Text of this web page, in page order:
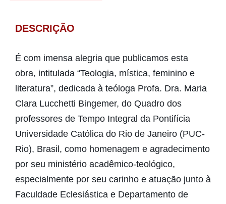
DESCRIÇÃO
É com imensa alegria que publicamos esta
obra, intitulada “Teologia, mística, feminino e
literatura”, dedicada à teóloga Profa. Dra. Maria
Clara Lucchetti Bingemer, do Quadro dos
professores de Tempo Integral da Pontifícia
Universidade Católica do Rio de Janeiro (PUC-
Rio), Brasil, como homenagem e agradecimento
por seu ministério acadêmico-teológico,
especialmente por seu carinho e atuação junto à
Faculdade Eclesiástica e Departamento de